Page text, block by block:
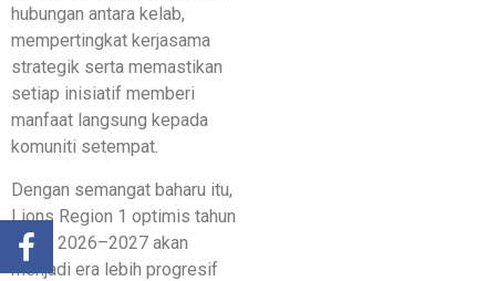
hubungan antara kelab,
mempertingkat kerjasama
strategik serta memastikan
setiap inisiatif memberi
manfaat langsung kepada
komuniti setempat.
Dengan semangat baharu itu,
Lions Region 1 optimis tahun
fiskal 2026–2027 akan
menjadi era lebih progresif